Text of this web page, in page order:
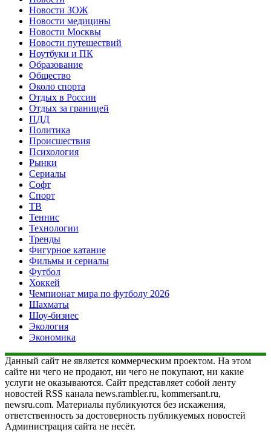
Новости ЗОЖ
Новости медицины
Новости Москвы
Новости путешествий
Ноутбуки и ПК
Образование
Общество
Около спорта
Отдых в России
Отдых за границей
ПДД
Политика
Происшествия
Психология
Рынки
Сериалы
Софт
Спорт
ТВ
Теннис
Технологии
Тренды
Фигурное катание
Фильмы и сериалы
Футбол
Хоккей
Чемпионат мира по футболу 2026
Шахматы
Шоу-бизнес
Экология
Экономика
Данный сайт не является коммерческим проектом. На этом
сайте ни чего не продают, ни чего не покупают, ни какие
услуги не оказываются. Сайт представляет собой ленту
новостей RSS канала news.rambler.ru, kommersant.ru,
newsru.com. Материалы публикуются без искажения,
ответственность за достоверность публикуемых новостей
Администрация сайта не несёт.